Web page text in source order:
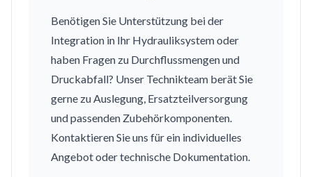
Benötigen Sie Unterstützung bei der
Integration in Ihr Hydrauliksystem oder
haben Fragen zu Durchflussmengen und
Druckabfall? Unser Technikteam berät Sie
gerne zu Auslegung, Ersatzteilversorgung
und passenden Zubehörkomponenten.
Kontaktieren Sie uns für ein individuelles
Angebot oder technische Dokumentation.